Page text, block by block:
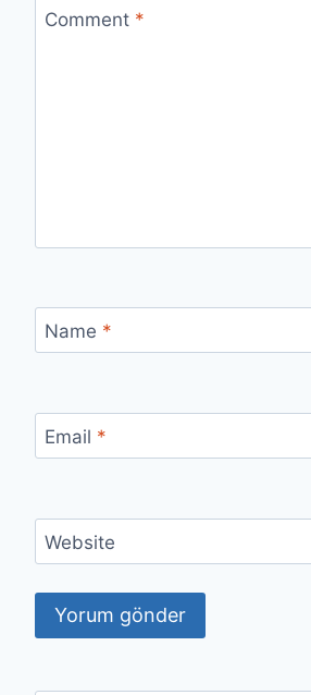
Comment *
Name *
Email *
Website